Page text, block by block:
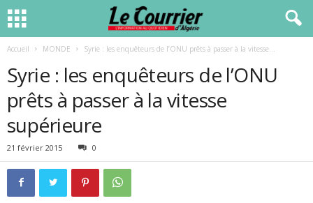
Accueil MONDE Syrie : les enquêteurs de l’ONU prêts à passer à la vitesse...
Syrie : les enquêteurs de l’ONU
prêts à passer à la vitesse
supérieure
21 février 2015 0